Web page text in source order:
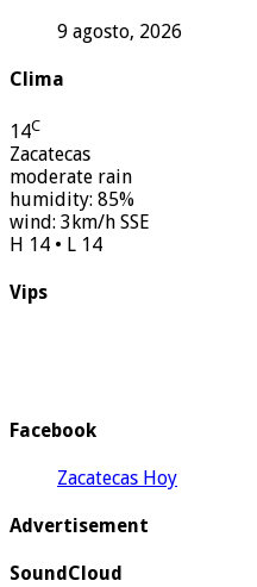
9 agosto, 2026
Clima
14C
Zacatecas
moderate rain
humidity: 85%
wind: 3km/h SSE
H 14 • L 14
Vips
Facebook
Zacatecas Hoy
Advertisement
SoundCloud